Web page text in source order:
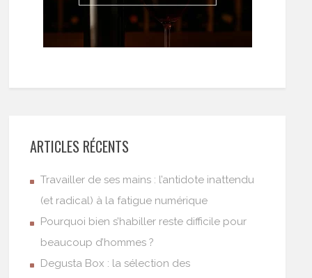
ARTICLES RÉCENTS
Travailler de ses mains : l’antidote inattendu
(et radical) à la fatigue numérique
Pourquoi bien s’habiller reste difficile pour
beaucoup d’hommes ?
Degusta Box : la sélection des